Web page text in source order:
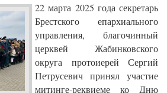
22 марта 2025 года секретарь
Брестского епархиального
управления, благочинный
церквей Жабинковского
округа протоиерей Сергий
Петрусевич принял участие
митинге-реквиеме ко Дню